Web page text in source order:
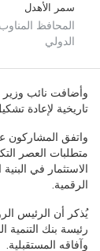
سمر الأهدل
المحافظ
الدولي
وأضافت نائب وزير
تاريخية لإعادة
واتفق المشاركون
متطلبات العصر
الاستثمار في
الرقمية.
يُذكر أن الرئيس
رئيسة بنك التنمية
وآفاقه المستقبلية.